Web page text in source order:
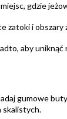
gdzie
zatoki i obszary
aby
gumowe
skalistych.